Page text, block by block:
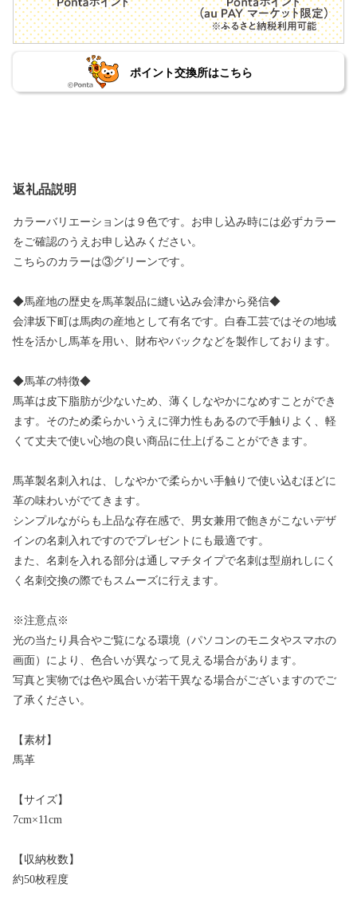
ポイント交換所はこちら
返礼品説明
カラーバリエーションは９色です。お申し込み時には必ずカラー
をご確認のうえお申し込みください。
こちらのカラーは③グリーンです。
◆馬産地の歴史を馬革製品に縫い込み会津から発信◆
会津坂下町は馬肉の産地として有名です。白春工芸ではその地域
性を活かし馬革を用い、財布やバックなどを製作しております。
◆馬革の特徴◆
馬革は皮下脂肪が少ないため、薄くしなやかになめすことができ
ます。そのため柔らかいうえに弾力性もあるので手触りよく、軽
くて丈夫で使い心地の良い商品に仕上げることができます。
馬革製名刺入れは、しなやかで柔らかい手触りで使い込むほどに
革の味わいがでてきます。
シンプルながらも上品な存在感で、男女兼用で飽きがこないデザ
インの名刺入れですのでプレゼントにも最適です。
また、名刺を入れる部分は通しマチタイプで名刺は型崩れしにく
く名刺交換の際でもスムーズに行えます。
※注意点※
光の当たり具合やご覧になる環境（パソコンのモニタやスマホの
画面）により、色合いが異なって見える場合があります。
写真と実物では色や風合いが若干異なる場合がございますのでご
了承ください。
【素材】
馬革
【サイズ】
7cm×11cm
【収納枚数】
約50枚程度